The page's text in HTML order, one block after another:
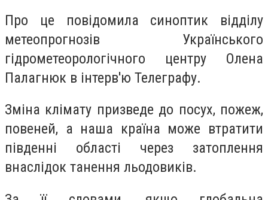
Про це повідомила синоптик відділу
метеопрогнозів Українського
гідрометеорологічного центру Олена
Палагнюк в інтерв'ю Телеграфу.
Зміна клімату призведе до посух, пожеж,
повеней, а наша країна може втратити
південні області через затоплення
внаслідок танення льодовиків.